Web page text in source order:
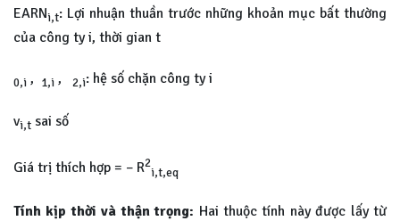
EARNi,t: Lợi nhuận thuần trước những khoản mục bất thường
của công ty i, thời gian t
0,i , 1,i , 2,i: hệ số chặn công ty i
vi,t sai số
Giá trị thích hợp = – R2
i,t,eq
Tính kịp thời và thận trọng: Hai thuộc tính này được lấy từ